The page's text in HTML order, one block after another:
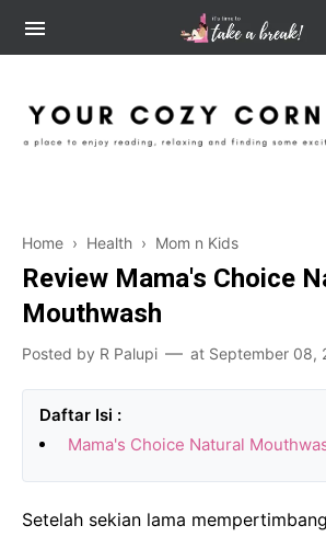
Home › Health › Mom n Kids
Review Mama's Choice
Mouthwash
Posted by R Palupi at September 08,
Mama's Choice Natural
Setelah sekian lama